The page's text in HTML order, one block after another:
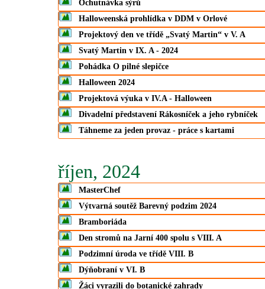
Ochutnávka sýrů
Halloweenská prohlídka v DDM v Orlové
Projektový den ve třídě „Svatý Martin“ v V. A
Svatý Martin v IX. A - 2024
Pohádka O pilné slepičce
Halloween 2024
Projektová výuka v IV.A - Halloween
Divadelní představení Rákosníček a jeho rybníček
Táhneme za jeden provaz - práce s kartami
říjen, 2024
MasterChef
Výtvarná soutěž Barevný podzim 2024
Bramboriáda
Den stromů na Jarní 400 spolu s VIII. A
Podzimní úroda ve třídě VIII. B
Dýňobraní v VI. B
Žáci vyrazili do botanické zahrady